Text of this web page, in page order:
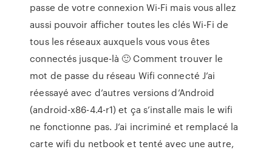
passe de votre connexion Wi-Fi mais vous allez
aussi pouvoir afficher toutes les clés Wi-Fi de
tous les réseaux auxquels vous vous êtes
connectés jusque-là 🙂 Comment trouver le
mot de passe du réseau Wifi connecté J’ai
réessayé avec d’autres versions d’Android
(android-x86-4.4-r1) et ça s’installe mais le wifi
ne fonctionne pas. J’ai incriminé et remplacé la
carte wifi du netbook et tenté avec une autre,